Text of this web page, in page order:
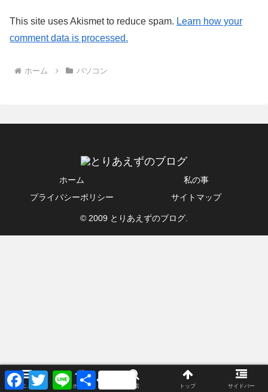
This site uses Akismet to reduce spam. Learn how your
comment data is processed.
ホーム パソコン
ホーム
私の事
プライバシーポリシー
サイトマップ
© 2009 とりあえずのブログ.
メニュー ホーム 検索 トップ サイドバー
F
a
T
L
i
共
有